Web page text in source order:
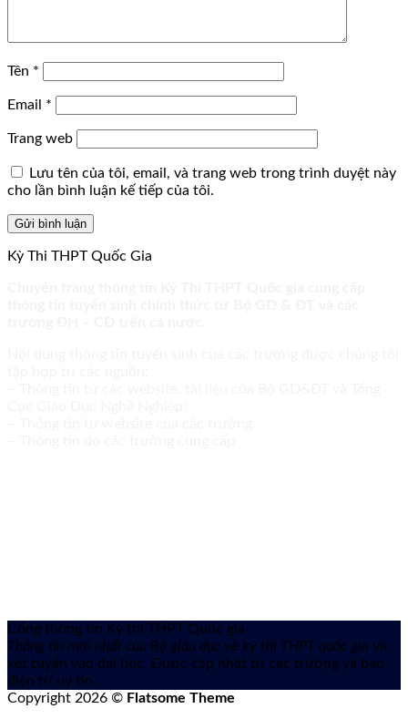
Tên *
Email *
Trang web
Lưu tên của tôi, email, và trang web trong trình duyệt này
cho lần bình luận kế tiếp của tôi.
Kỳ Thi THPT Quốc Gia
Cổng thông tin Kỳ thi THPT Quốc gia
Thông tin mới nhất của Bộ giáo dục về kỳ thi THPT quốc gia và
xét tuyển vào đại học. Được cập nhật từ các trường và báo
điện tử uy tín.
Copyright 2026 © Flatsome Theme